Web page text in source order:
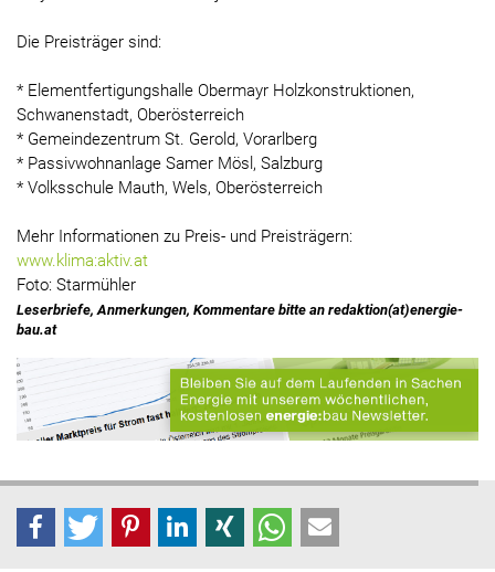
Die Preisträger sind:
* Elementfertigungshalle Obermayr Holzkonstruktionen,
Schwanenstadt, Oberösterreich
* Gemeindezentrum St. Gerold, Vorarlberg
* Passivwohnanlage Samer Mösl, Salzburg
* Volksschule Mauth, Wels, Oberösterreich
Mehr Informationen zu Preis- und Preisträgern:
www.klima:aktiv.at
Foto: Starmühler
Leserbriefe, Anmerkungen, Kommentare bitte an redaktion(at)energie-
bau.at